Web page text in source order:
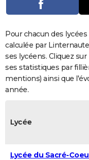
Dictionnaire
Biographies
Expressions
Proverbes
PROGRAMME TV
COPAINS D'AVANT
S'inscrire
Se connecter
Lycées
Collèges
Primaires
Universités
Entreprises
Service militaire
Avis de recherche
AVIS DE DÉCÈS
FORUM
Bricolage
Lifestyle
Culture
Sport
Auto
Television
Voyage
Cinema
Pour chacun des
calculée par
ses lycéens. Cliquez
ses statistiques par
mentions) ainsi que
année.
Lycée
Lycée du Sacré-